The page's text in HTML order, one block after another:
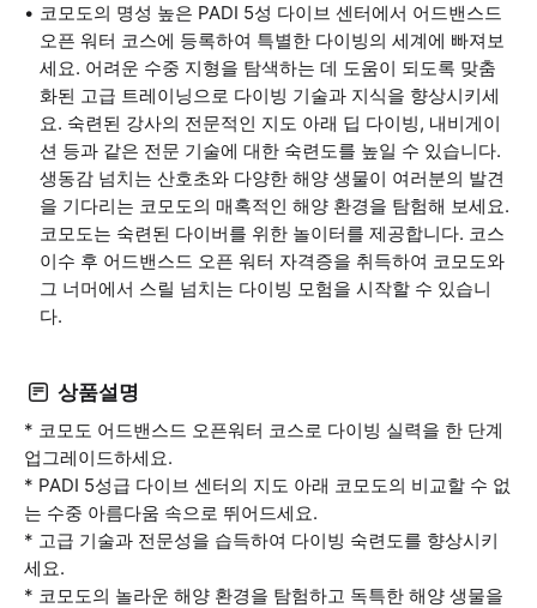
코모도의 명성 높은 PADI 5성 다이브 센터에서 어드밴스드
오픈 워터 코스에 등록하여 특별한 다이빙의 세계에 빠져보
세요. 어려운 수중 지형을 탐색하는 데 도움이 되도록 맞춤
화된 고급 트레이닝으로 다이빙 기술과 지식을 향상시키세
요. 숙련된 강사의 전문적인 지도 아래 딥 다이빙, 내비게이
션 등과 같은 전문 기술에 대한 숙련도를 높일 수 있습니다.
생동감 넘치는 산호초와 다양한 해양 생물이 여러분의 발견
을 기다리는 코모도의 매혹적인 해양 환경을 탐험해 보세요.
코모도는 숙련된 다이버를 위한 놀이터를 제공합니다. 코스
이수 후 어드밴스드 오픈 워터 자격증을 취득하여 코모도와
그 너머에서 스릴 넘치는 다이빙 모험을 시작할 수 있습니
다.
상품설명
* 코모도 어드밴스드 오픈워터 코스로 다이빙 실력을 한 단계
업그레이드하세요.
* PADI 5성급 다이브 센터의 지도 아래 코모도의 비교할 수 없
는 수중 아름다움 속으로 뛰어드세요.
* 고급 기술과 전문성을 습득하여 다이빙 숙련도를 향상시키
세요.
* 코모도의 놀라운 해양 환경을 탐험하고 독특한 해양 생물을